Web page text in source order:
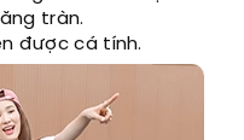
tràn.
được cá tính.